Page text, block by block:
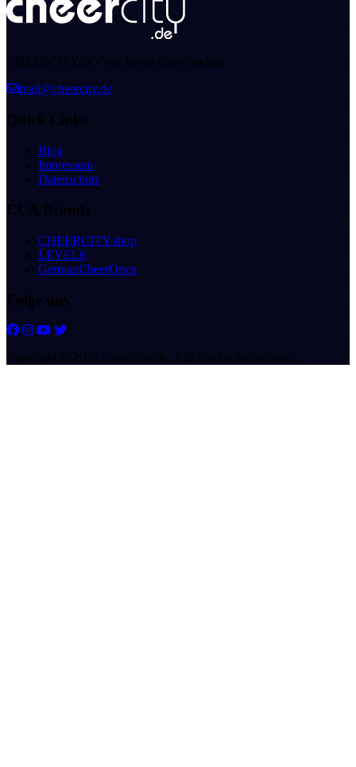
CHEERCITY.de - Wir lieben Cheerleading
mail@cheercity.de
Quick Links
Blog
Impressum
Datenschutz
CCA Brands
CHEERCITY.shop
LEVEL6
GermanCheerOpen
Folge uns
Copyright © 2026 CheerCity.de. Alle Rechte vorbehalten.